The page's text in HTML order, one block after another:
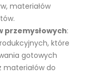
materiałów
przemysłowych:
które
gotowych
materiałów do